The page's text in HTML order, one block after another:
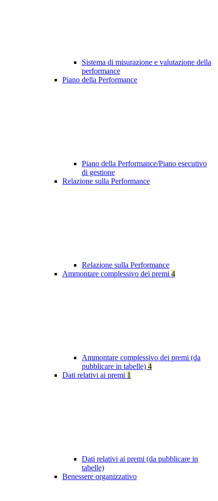
Sistema di misurazione e valutazione della
performance
Piano della Performance
Piano della Performance/Piano esecutivo
di gestione
Relazione sulla Performance
Relazione sulla Performance
Ammontare complessivo dei premi 4
Ammontare complessivo dei premi (da
pubblicare in tabelle) 4
Dati relativi ai premi 1
Dati relativi ai premi (da pubblicare in
tabelle)
Benessere organizzativo